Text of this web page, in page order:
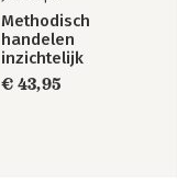
Methodisch
handelen
inzichtelijk
€ 43,95